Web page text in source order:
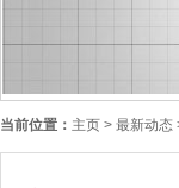
当前位置： 主页 > 最新动态